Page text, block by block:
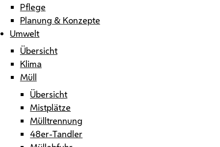
Pflege
Planung & Konzepte
Umwelt
Übersicht
Klima
Müll
Übersicht
Mistplätze
Mülltrennung
48er-Tandler